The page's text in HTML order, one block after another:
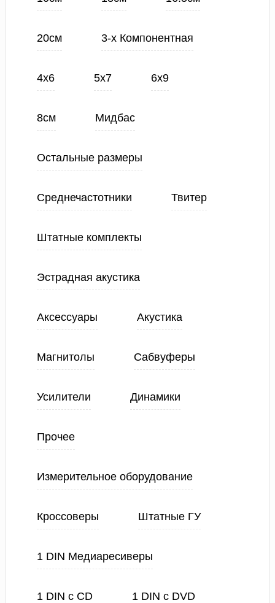
20см 3-х Компонентная
4х6 5х7 6х9
8см Мидбас
Остальные размеры
Среднечастотники Твитер
Штатные комплекты
Эстрадная акустика
Аксессуары Акустика
Магнитолы Сабвуферы
Усилители Динамики
Прочее
Измерительное оборудование
Кроссоверы Штатные ГУ
1 DIN Медиаресиверы
1 DIN с CD 1 DIN с DVD